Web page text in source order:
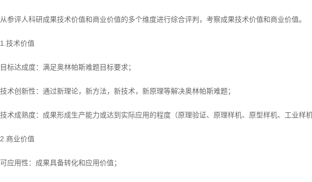
从参评人科研成果技术价值和商业价值的多个维度进行综合评判，考察成果技术价值和商业价值。
1.技术价值
目标达成度：满足奥林帕斯难题目标要求；
技术创新性：通过新理论，新方法，新技术，新原理等解决奥林帕斯难题；
技术成熟度：成果形成生产能力或达到实际应用的程度（原理验证、原理样机、原型样机、工业样
2.商业价值
可应用性：成果具备转化和应用价值；